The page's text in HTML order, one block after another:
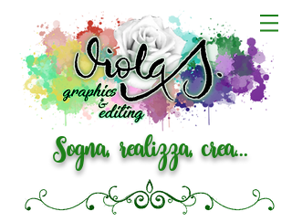
Sogna, realizza, crea...